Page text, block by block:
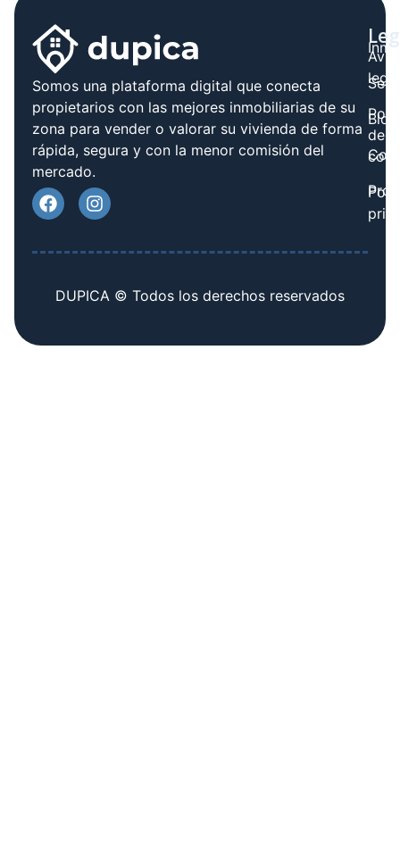
Somos una plataforma digital que conecta
propietarios con las mejores inmobiliarias de su
zona para vender o valorar su vivienda de forma
rápida, segura y con la menor comisión del
mercado.
Blog
legal
de
DUPICA © Todos los derechos reservados